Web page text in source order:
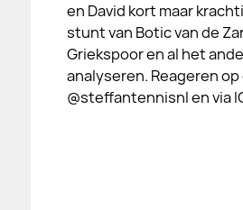
en David kort maar
stunt van Botic van de
Griekspoor en al het
analyseren. Reageren
@steffantennisnl en via